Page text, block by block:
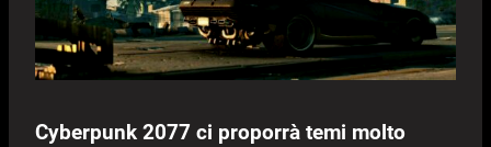
Cyberpunk 2077 ci proporrà temi molto